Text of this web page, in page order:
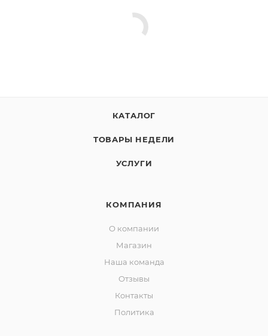
КАТАЛОГ
ТОВАРЫ НЕДЕЛИ
УСЛУГИ
КОМПАНИЯ
О компании
Магазин
Наша команда
Отзывы
Контакты
Политика